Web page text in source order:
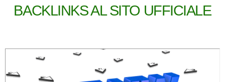
BACKLINKS AL SITO UFFICIALE